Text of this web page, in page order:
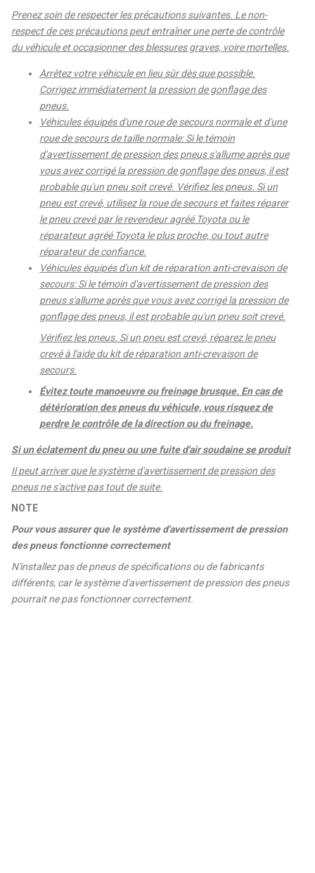
Prenez soin de respecter les précautions suivantes. Le non-
respect de ces précautions peut entraîner une perte de contrôle
du véhicule et occasionner des blessures graves, voire mortelles.
Arrêtez votre véhicule en lieu sûr dès que possible.
Corrigez immédiatement la pression de gonflage des
pneus.
Véhicules équipés d'une roue de secours normale et d'une
roue de secours de taille normale: Si le témoin
d'avertissement de pression des pneus s'allume après que
vous avez corrigé la pression de gonflage des pneus, il est
probable qu'un pneu soit crevé. Vérifiez les pneus. Si un
pneu est crevé, utilisez la roue de secours et faites réparer
le pneu crevé par le revendeur agréé Toyota ou le
réparateur agréé Toyota le plus proche, ou tout autre
réparateur de confiance.
Véhicules équipés d'un kit de réparation anti-crevaison de
secours: Si le témoin d'avertissement de pression des
pneus s'allume après que vous avez corrigé la pression de
gonflage des pneus, il est probable qu'un pneu soit crevé.
Vérifiez les pneus. Si un pneu est crevé, réparez le pneu
crevé à l'aide du kit de réparation anti-crevaison de
secours.
Évitez toute manoeuvre ou freinage brusque. En cas de
détérioration des pneus du véhicule, vous risquez de
perdre le contrôle de la direction ou du freinage.
Si un éclatement du pneu ou une fuite d'air soudaine se produit
Il peut arriver que le système d'avertissement de pression des
pneus ne s'active pas tout de suite.
NOTE
Pour vous assurer que le système d'avertissement de pression
des pneus fonctionne correctement
N'installez pas de pneus de spécifications ou de fabricants
différents, car le système d'avertissement de pression des pneus
pourrait ne pas fonctionner correctement.